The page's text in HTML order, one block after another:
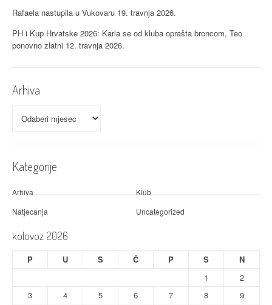
Rafaela nastupila u Vukovaru 19. travnja 2026.
PH i Kup Hrvatske 2026: Karla se od kluba oprašta broncom, Teo
ponovno zlatni 12. travnja 2026.
Arhiva
Kategorije
Arhiva
Klub
Natjecanja
Uncategorized
kolovoz 2026
P U S Č P S
N
1
2
3
4 5 6 7 8 9